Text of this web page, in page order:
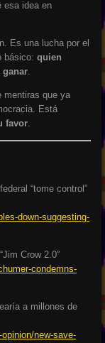
esa idea en
Es una lucha por el
básico: quien
ganar
mentiras que ya
Está
favor
“tome control”
down-suggesting-
Crow 2.0”
condemns-
a millones de
new-save-